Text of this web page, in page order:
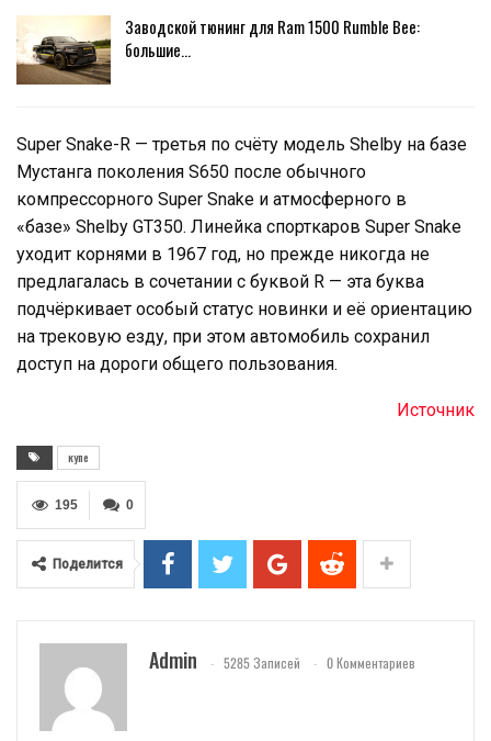
Заводской тюнинг для Ram 1500 Rumble Bee:
большие…
Super Snake-R — третья по счёту модель Shelby на базе
Мустанга поколения S650 после обычного
компрессорного Super Snake и атмосферного в
«базе» Shelby GT350. Линейка спорткаров Super Snake
уходит корнями в 1967 год, но прежде никогда не
предлагалась в сочетании с буквой R — эта буква
подчёркивает особый статус новинки и её ориентацию
на трековую езду, при этом автомобиль сохранил
доступ на дороги общего пользования.
Источник
купе
0
195
Поделится
Admin 5285 Записей 0 Комментариев